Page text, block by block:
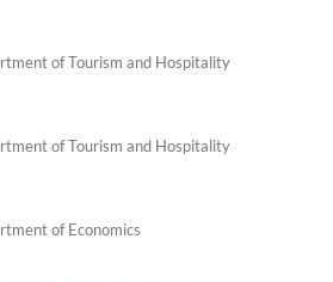
of Tourism and Hospitality
of Tourism and Hospitality
of Economics